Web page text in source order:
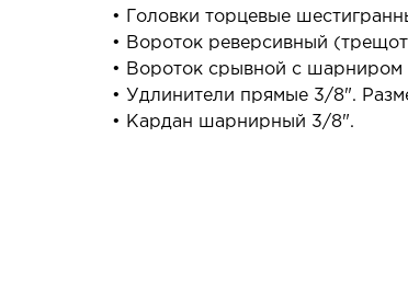
• Головки торцевые
• Вороток реверсивный
• Вороток срывной с шарниром
• Удлинители прямые 3/8".
• Кардан шарнирный 3/8".